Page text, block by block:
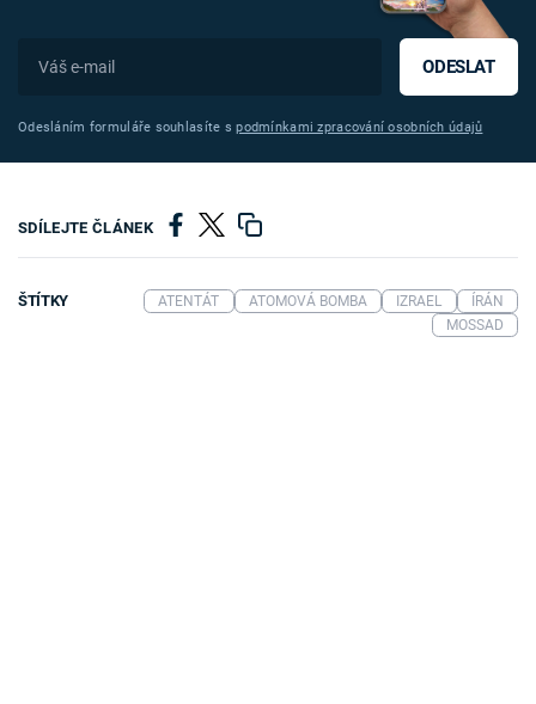
ODESLAT
Odesláním formuláře souhlasíte spodmínkami zpracování osobních údajů
SDÍLEJTE ČLÁNEK
ŠTÍTKY ATENTÁT ATOMOVÁ BOMBA IZRAEL
ÍRÁN
MOSSAD